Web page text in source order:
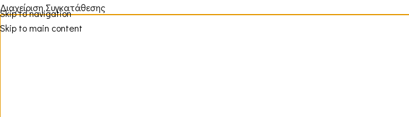
Διαχείριση Συγκατάθεσης
Skip to navigation
Skip to main content